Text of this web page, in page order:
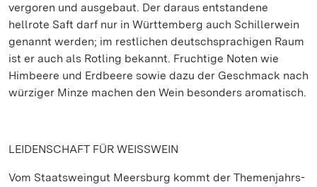
vergoren und ausgebaut. Der daraus entstandene
hellrote Saft darf nur in Württemberg auch Schillerwein
genannt werden; im restlichen deutschsprachigen Raum
ist er auch als Rotling bekannt. Fruchtige Noten wie
Himbeere und Erdbeere sowie dazu der Geschmack nach
würziger Minze machen den Wein besonders aromatisch.
LEIDENSCHAFT FÜR WEISSWEIN
Vom Staatsweingut Meersburg kommt der Themenjahrs-